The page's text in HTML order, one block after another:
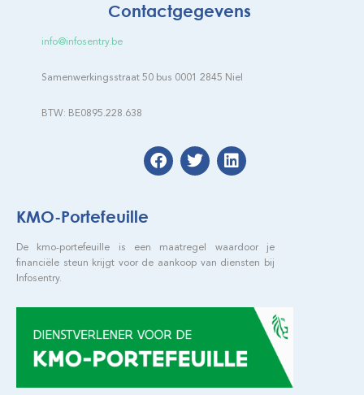
Contactgegevens
info@infosentry.be
Samenwerkingsstraat 50 bus 0001 2845 Niel
BTW: BE0895.228.638
KMO-Portefeuille
De kmo-portefeuille is een maatregel waardoor je
financiële steun krijgt voor de aankoop van diensten bij
Infosentry.